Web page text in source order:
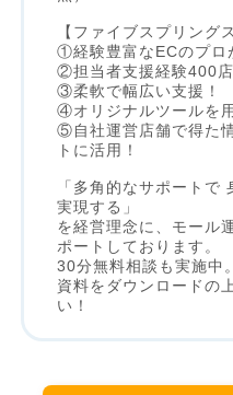
【ファイブスプリング
①経験豊富なECのプロ
②担当者支援経験400店
③柔軟で幅広い支援！
④オリジナルツールを
⑤自社運営店舗で得た
トに活用！
「多角的なサポートで
実現する」
を経営理念に、モール
ポートしております。
30分無料相談も実施中。
資料をダウンロードの
い！